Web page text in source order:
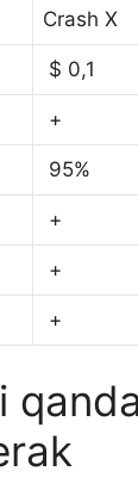
Crash X
$ 0,1
+
95%
+
+
+